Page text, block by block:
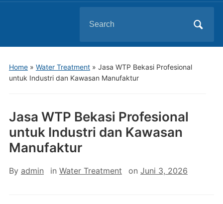
for:
Home» Water Treatment» Jasa WTP Bekasi Profesional
untuk Industri dan Kawasan Manufaktur
Jasa WTP Bekasi Profesional
untuk Industri dan Kawasan
Manufaktur
By admin in Water Treatment on Juni 3, 2026